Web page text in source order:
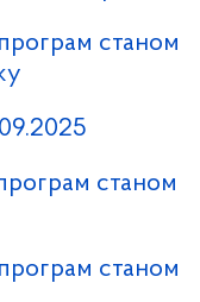
станом
станом
станом